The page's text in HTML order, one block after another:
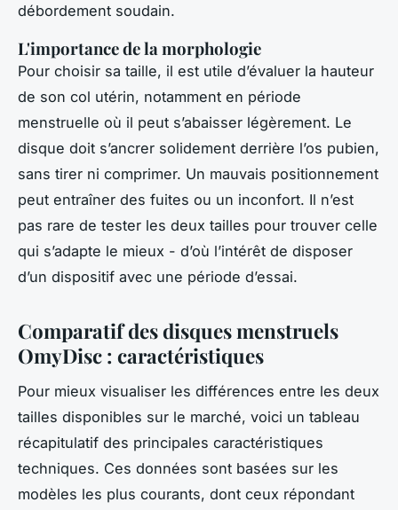
débordement soudain.
L'importance de la morphologie
Pour choisir sa taille, il est utile d’évaluer la hauteur
de son col utérin, notamment en période
menstruelle où il peut s’abaisser légèrement. Le
disque doit s’ancrer solidement derrière l’os pubien,
sans tirer ni comprimer. Un mauvais positionnement
peut entraîner des fuites ou un inconfort. Il n’est
pas rare de tester les deux tailles pour trouver celle
qui s’adapte le mieux - d’où l’intérêt de disposer
d’un dispositif avec une période d’essai.
Comparatif des disques menstruels
OmyDisc : caractéristiques
Pour mieux visualiser les différences entre les deux
tailles disponibles sur le marché, voici un tableau
récapitulatif des principales caractéristiques
techniques. Ces données sont basées sur les
modèles les plus courants, dont ceux répondant